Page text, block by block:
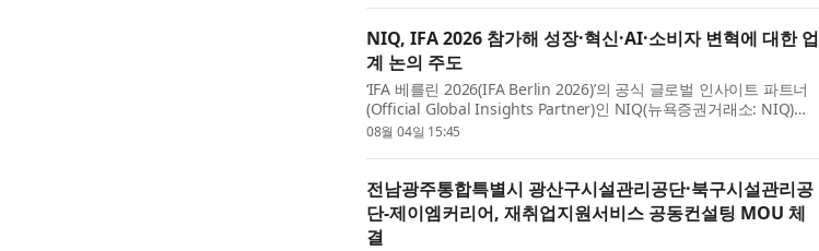
NIQ, IFA 2026 참가해 성장·혁신·AI·소비자 변혁에 대한 업
계 논의 주도
‘IFA 베를린 2026(IFA Berlin 2026)’의 공식 글로벌 인사이트 파트너
(Official Global Insights Partner)인 NIQ(뉴욕증권거래소: NIQ)는
데이터, AI 기반 인텔리전스, 인간의 통찰력을 결합해 성장, 혁신, 소
08월 04일 15:45
전남광주통합특별시 광산구시설관리공단·북구시설관리공
단-제이엠커리어, 재취업지원서비스 공동컨설팅 MOU 체
결